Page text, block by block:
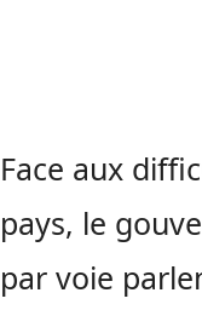
Face aux
pays, le
par voie